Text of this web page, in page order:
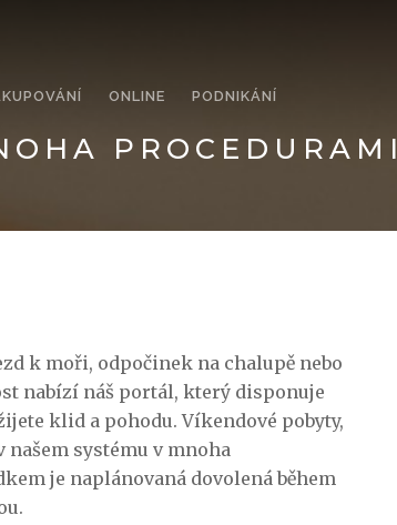
ONLINE PODNIKÁNÍ
PROCEDURAMI
k moři, odpočinek na chalupě nebo
nabízí náš portál, který disponuje
klid a pohodu.Víkendové pobyty,
systému v mnoha
je naplánovaná dovolená během